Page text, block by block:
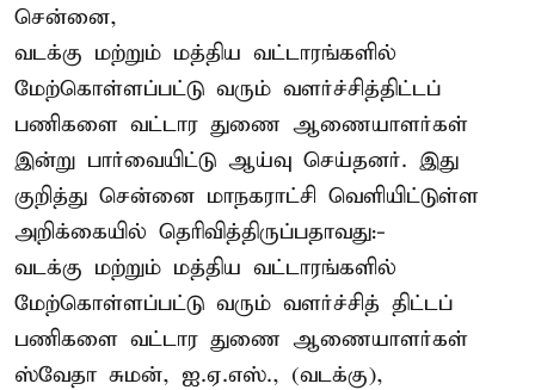
சென்னை,
வடக்கு மற்றும் மத்திய வட்டாரங்களில்
மேற்கொள்ளப்பட்டு வரும் வளர்ச்சித்திட்டப்
பணிகளை வட்டார துணை ஆணையாளர்கள்
இன்று பார்வையிட்டு ஆய்வு செய்தனர். இது
குறித்து சென்னை மாநகராட்சி வெளியிட்டுள்ள
அறிக்கையில் தெரிவித்திருப்பதாவது:-
வடக்கு மற்றும் மத்திய வட்டாரங்களில்
மேற்கொள்ளப்பட்டு வரும் வளர்ச்சித் திட்டப்
பணிகளை வட்டார துணை ஆணையாளர்கள்
ஸ்வேதா சுமன், ஐ.ஏ.எஸ்., (வடக்கு),